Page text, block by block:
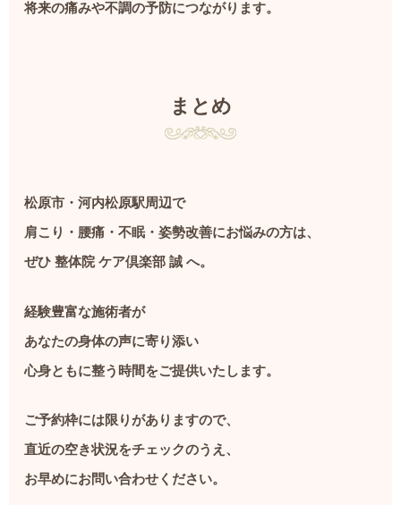
将来の痛みや不調の予防につながります。
まとめ
松原市・河内松原駅周辺で
肩こり・腰痛・不眠・姿勢改善にお悩みの方は、
ぜひ 整体院 ケア倶楽部 誠 へ。
経験豊富な施術者が
あなたの身体の声に寄り添い
心身ともに整う時間をご提供いたします。
ご予約枠には限りがありますので、
直近の空き状況をチェックのうえ、
お早めにお問い合わせください。